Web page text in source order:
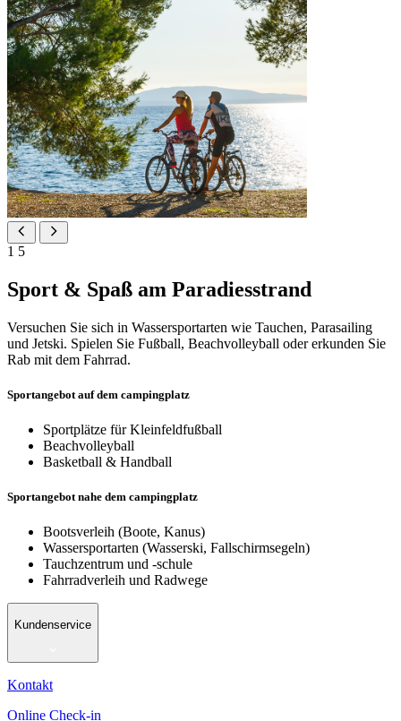
1 5
Sport & Spaß am Paradiesstrand
Versuchen Sie sich in Wassersportarten wie Tauchen, Parasailing
und Jetski. Spielen Sie Fußball, Beachvolleyball oder erkunden Sie
Rab mit dem Fahrrad.
Sportangebot auf dem campingplatz
Sportplätze für Kleinfeldfußball
Beachvolleyball
Basketball & Handball
Sportangebot nahe dem campingplatz
Bootsverleih (Boote, Kanus)
Wassersportarten (Wasserski, Fallschirmsegeln)
Tauchzentrum und -schule
Fahrradverleih und Radwege
Kundenservice
Kontakt
Online Check-in